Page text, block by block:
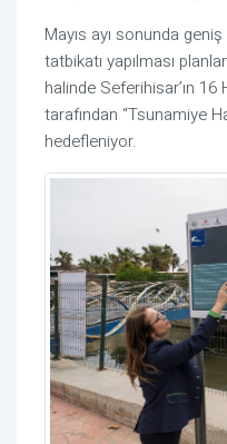
Mayıs ayı sonunda
tatbikatı yapılması
halinde Seferihisar’ın 16
tarafından “Tsunamiye
hedefleniyor.